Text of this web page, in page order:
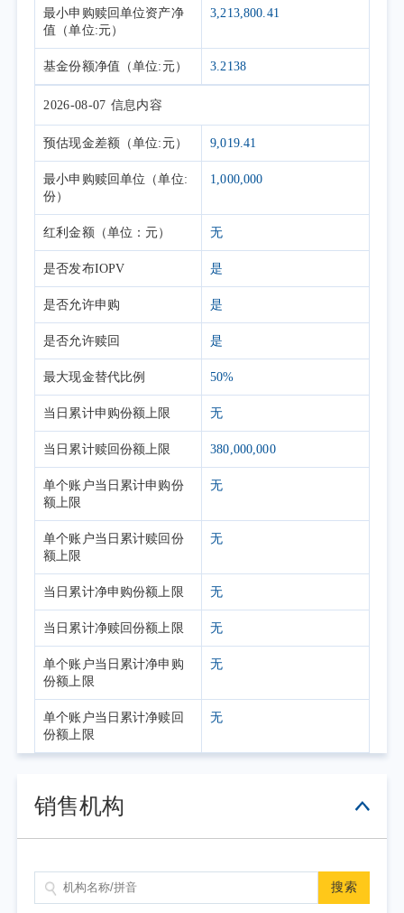
最小申购赎回单位资产净
值 （单位:元）
3,213,800.41
基金份额净值 （单位:元） 3.2138
2026-08-07 信息内容
预估现金差额（单位:元） 9,019.41
最小申购赎回单位 （单位:
份）
1,000,000
红利金额（单位：元） 无
是否发布IOPV 是
是否允许申购 是
是否允许赎回 是
最大现金替代比例 50%
当日累计申购份额上限 无
当日累计赎回份额上限 380,000,000
单个账户当日累计申购份
额上限
无
单个账户当日累计赎回份
额上限
无
当日累计净申购份额上限 无
当日累计净赎回份额上限 无
单个账户当日累计净申购
份额上限
无
单个账户当日累计净赎回
份额上限
无
销售机构
搜索